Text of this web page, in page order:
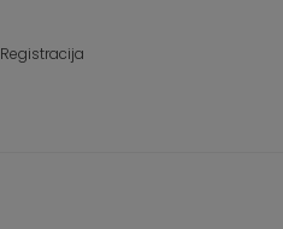
Registracija